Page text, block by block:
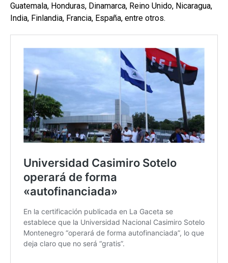
Guatemala, Honduras, Dinamarca, Reino Unido, Nicaragua,
India, Finlandia, Francia, España, entre otros.